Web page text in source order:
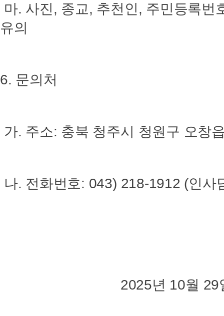
마. 사진, 종교, 추천인, 주민등록
유의
6. 문의처
가. 주소: 충북 청주시 청원구 오창
나. 전화번호: 043) 218-1912 (인사
2025년 10월 29